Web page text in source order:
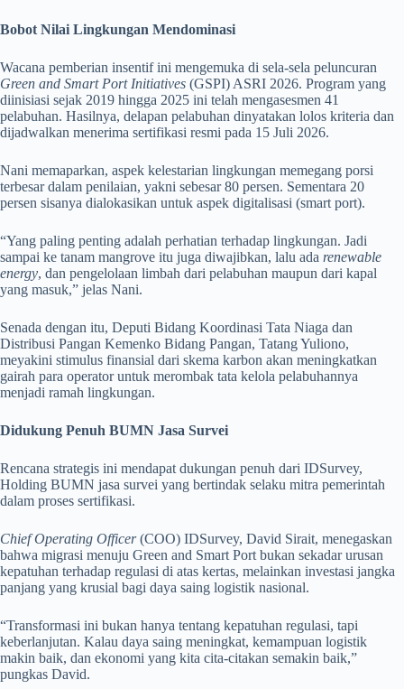
Bobot Nilai Lingkungan Mendominasi
Wacana pemberian insentif ini mengemuka di sela-sela peluncuran
Green and Smart Port Initiatives (GSPI) ASRI 2026. Program yang
diinisiasi sejak 2019 hingga 2025 ini telah mengasesmen 41
pelabuhan. Hasilnya, delapan pelabuhan dinyatakan lolos kriteria dan
dijadwalkan menerima sertifikasi resmi pada 15 Juli 2026.
Nani memaparkan, aspek kelestarian lingkungan memegang porsi
terbesar dalam penilaian, yakni sebesar 80 persen. Sementara 20
persen sisanya dialokasikan untuk aspek digitalisasi (smart port).
“Yang paling penting adalah perhatian terhadap lingkungan. Jadi
sampai ke tanam mangrove itu juga diwajibkan, lalu ada renewable
energy, dan pengelolaan limbah dari pelabuhan maupun dari kapal
yang masuk,” jelas Nani.
Senada dengan itu, Deputi Bidang Koordinasi Tata Niaga dan
Distribusi Pangan Kemenko Bidang Pangan, Tatang Yuliono,
meyakini stimulus finansial dari skema karbon akan meningkatkan
gairah para operator untuk merombak tata kelola pelabuhannya
menjadi ramah lingkungan.
Didukung Penuh BUMN Jasa Survei
Rencana strategis ini mendapat dukungan penuh dari IDSurvey,
Holding BUMN jasa survei yang bertindak selaku mitra pemerintah
dalam proses sertifikasi.
Chief Operating Officer(COO) IDSurvey, David Sirait, menegaskan
bahwa migrasi menuju Green and Smart Port bukan sekadar urusan
kepatuhan terhadap regulasi di atas kertas, melainkan investasi jangka
panjang yang krusial bagi daya saing logistik nasional.
“Transformasi ini bukan hanya tentang kepatuhan regulasi, tapi
keberlanjutan. Kalau daya saing meningkat, kemampuan logistik
makin baik, dan ekonomi yang kita cita-citakan semakin baik,”
pungkas David.